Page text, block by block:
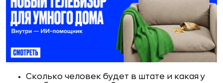
Сколько человек будет в штате и какая у